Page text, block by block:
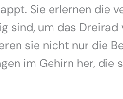
Sie erlernen die
sind, um das Dreirad
sie nicht nur die
im Gehirn her, die